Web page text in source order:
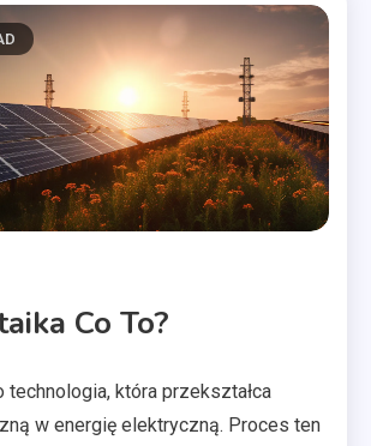
Co To?
technologia, która przekształca
w energię elektryczną. Proces ten